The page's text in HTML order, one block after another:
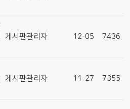
게시판관리자 12-05 7436
게시판관리자 11-27 7355